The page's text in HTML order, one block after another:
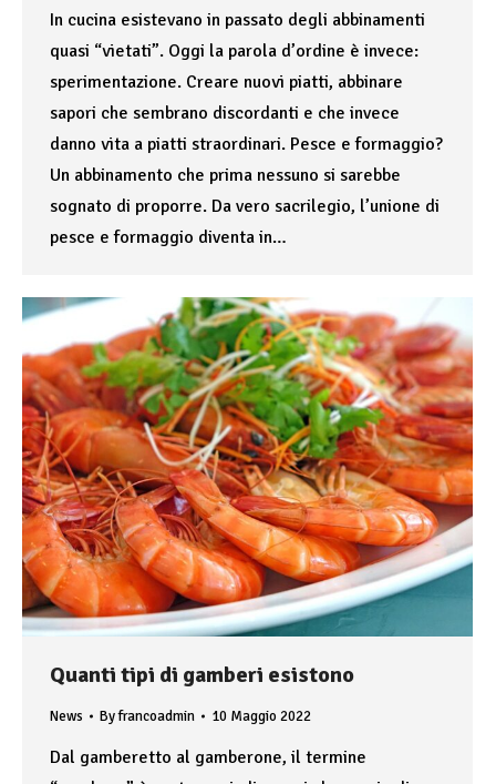
In cucina esistevano in passato degli abbinamenti
quasi “vietati”. Oggi la parola d’ordine è invece:
sperimentazione. Creare nuovi piatti, abbinare
sapori che sembrano discordanti e che invece
danno vita a piatti straordinari. Pesce e formaggio?
Un abbinamento che prima nessuno si sarebbe
sognato di proporre. Da vero sacrilegio, l’unione di
pesce e formaggio diventa in…
Quanti tipi di gamberi esistono
News Byfrancoadmin 10 Maggio 2022
Dal gamberetto al gamberone, il termine